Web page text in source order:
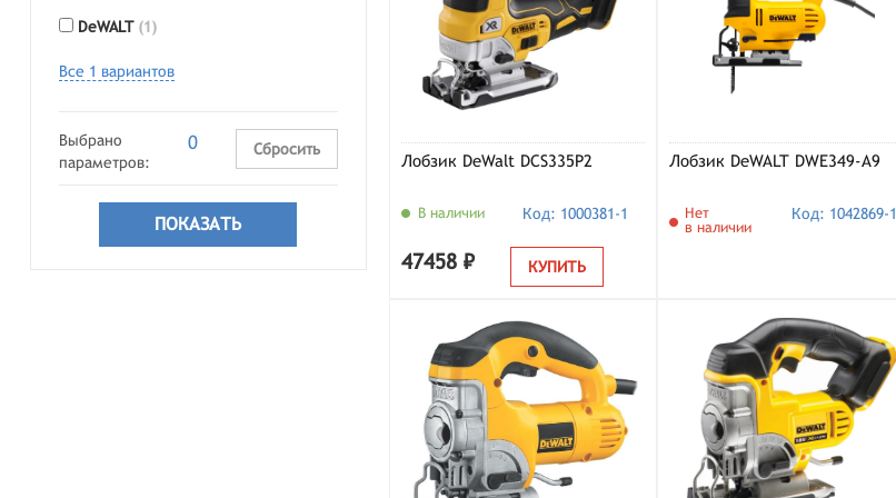
DeWALT (1)
Все 1 вариантов
Выбрано
параметров:
0 Сбросить
Лобзик DeWalt DCS335P2
В наличии Код: 1000381-1
47458 ₽ КУПИТЬ
Лобзик DeWALT DWE349-A9
Нет
в наличии
Код: 1042869-1